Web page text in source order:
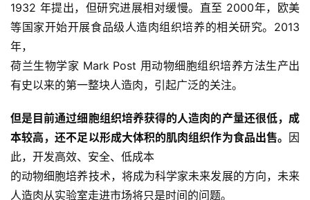
1932 年提出，但研究进展相对缓慢。直至 2000年，欧美
等国家开始开展食品级人造肉组织培养的相关研究。2013
年，
荷兰生物学家 Mark Post 用动物细胞组织培养方法生产出
有史以来的第一整块人造肉，引起广泛的关注。
但是目前通过细胞组织培养获得的人造肉的产量还很低，成
本较高，还不足以形成大体积的肌肉组织作为食品出售。 因
此，开发高效、安全、低成本
的动物细胞培养技术，将成为科学家未来发展的方向，未来
人造肉从实验室走进市场将只是时间的问题。